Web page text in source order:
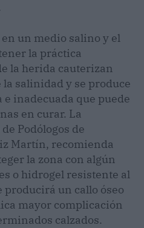
un medio salino y el
la práctica
la herida cauterizan
salinidad y se produce
inadecuada que puede
en curar. La
Podólogos de
Martín, recomienda
la zona con algún
o hidrogel resistente al
producirá un callo óseo
mayor complicación
calzados.